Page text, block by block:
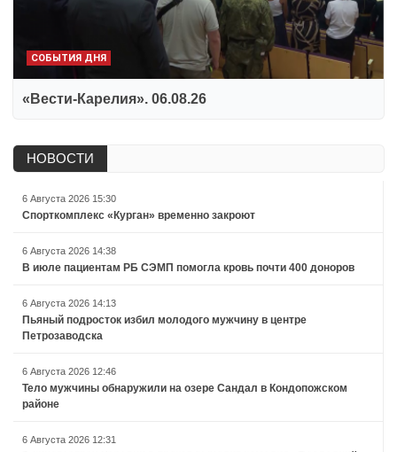
СОБЫТИЯ ДНЯ
«Вести-Карелия». 06.08.26
НОВОСТИ
6 Августа 2026 15:30
Спорткомплекс «Курган» временно закроют
6 Августа 2026 14:38
В июле пациентам РБ СЭМП помогла кровь почти 400 доноров
6 Августа 2026 14:13
Пьяный подросток избил молодого мужчину в центре
Петрозаводска
6 Августа 2026 12:46
Тело мужчины обнаружили на озере Сандал в Кондопожском
районе
6 Августа 2026 12:31